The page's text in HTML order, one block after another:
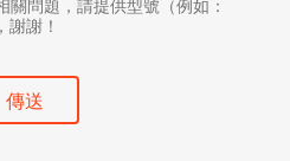
問題，請提供型號（例如：
謝！
傳送